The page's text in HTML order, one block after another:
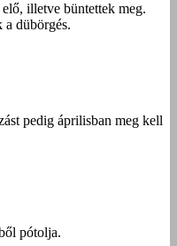
illetve büntettek meg.
a dübörgés.
pedig áprilisban meg kell
pótolja.